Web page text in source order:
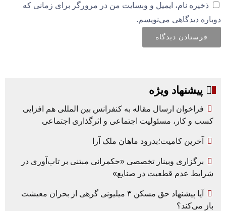
ذخیره نام، ایمیل و وبسایت من در مرورگر برای زمانی که
دوباره دیدگاهی می‌نویسم.
پیشنهاد ویژه
فراخوان ارسال مقاله به کنفرانس بین المللی هم افزایی
کسب و کار، مسئولیت اجتماعی و اثرگذاری اجتماعی
آخرین کامیت؛بدرود ماهان ملک آرا
برگزاری وبینار تخصصی «حکمرانی مبتنی بر تاب‌آوری در
شرایط عدم قطعیت در صنایع»
آیا پیشنهاد حق مسکن ۳ میلیونی گرهی از بحران معیشت
باز می‌کند؟